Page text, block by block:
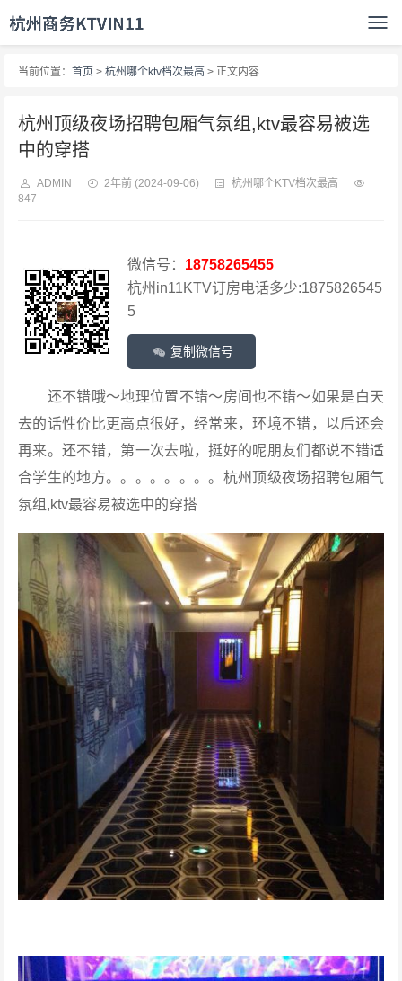
当前位置： 首页 > 杭州哪个ktv档次最高 > 正文内容
杭州顶级夜场招聘包厢气氛组,ktv最容易被选
中的穿搭
ADMIN 2年前 (2024-09-06)
杭州哪个KTV档次最高
847
微信号： 18758265455
杭州in11KTV订房电话多少:1875826545
5
复制微信号
还不错哦～地理位置不错～房间也不错～如果是白天
去的话性价比更高点很好，经常来，环境不错，以后还会
再来。还不错，第一次去啦，挺好的呢朋友们都说不错适
合学生的地方。。。。。。。。杭州顶级夜场招聘包厢气
氛组,ktv最容易被选中的穿搭